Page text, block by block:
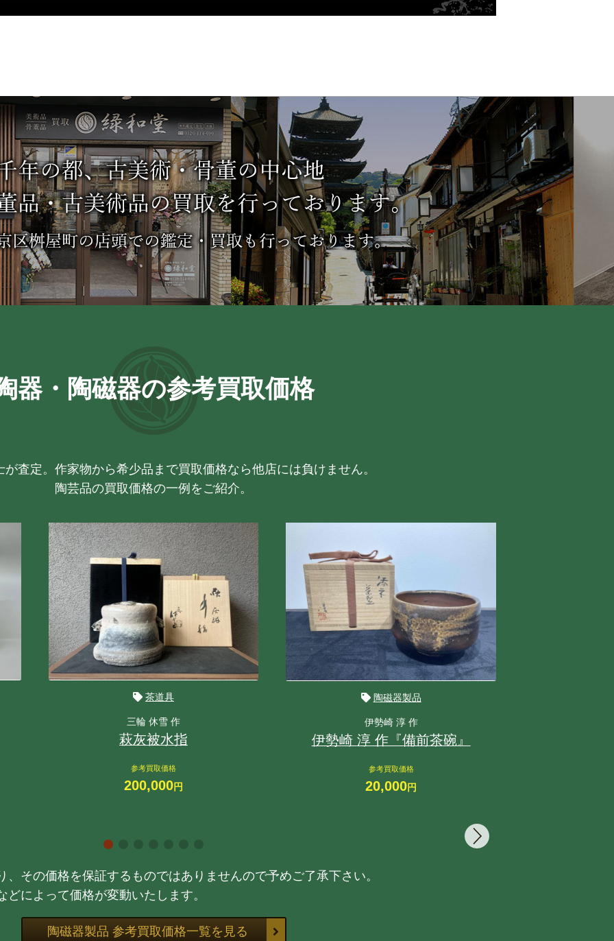
器・陶磁器の参考買取価格
が査定。作家物から希少品まで買取価格なら他店には負けません。
陶芸品の買取価格の一例をご紹介。
茶道具
三輪 休雪 作
萩灰被水指
参考買取価格
200,000円
陶磁器製品
伊勢崎 淳 作
伊勢崎 淳 作『備前茶碗』
参考買取価格
20,000円
その価格を保証するものではありませんので予めご了承下さい。
によって価格が変動いたします。
陶磁器製品 参考買取価格一覧を見る